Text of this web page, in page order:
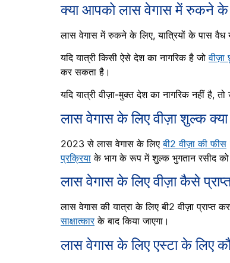
क्या आपको लास वेगास में रुकने के
लास वेगास में रुकने के लिए, यात्रियों के पास वैध
यदि यात्री किसी ऐसे देश का नागरिक है जोवीज़ा
कर सकता है।
यदि यात्री वीज़ा-मुक्त देश का नागरिक नहीं है,
लास वेगास के लिए वीज़ा शुल्क
2023 से लास वेगास के लिएबी2 वीज़ा की फीस
प्रक्रिया के भाग के रूप में शुल्क भुगतान रसीद को
लास वेगास के लिए वीज़ा कैसे
लास वेगास की यात्रा के लिए बी2 वीज़ा प्राप्त
साक्षात्कारके बाद किया जाएगा।
लास वेगास के लिए एस्टा के लिए